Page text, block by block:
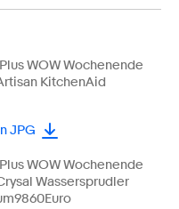
WOW Wochenende
KitchenAid
JPG
WOW Wochenende
Wassersprudler